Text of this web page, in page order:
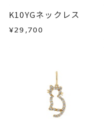
K10YGネックレス
¥29,700